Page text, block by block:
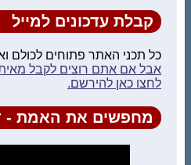
קבלת עדכונים למייל
כל תכני האתר פתוחים לכולם
אבל אם אתם רוצים לקבל
לחצו כאן להירשם.
מחפשים את האמת -